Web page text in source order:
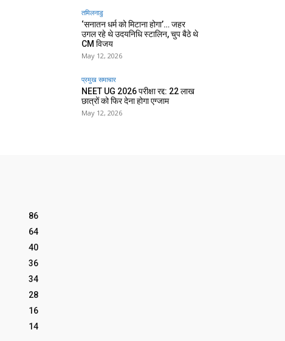
तमिलनाडु
‘सनातन धर्म को मिटाना होगा’… जहर
उगल रहे थे उदयनिधि स्टालिन, चुप बैठे थे
CM विजय
May 12, 2026
प्रमुख समाचार‎
NEET UG 2026 परीक्षा रद्द: 22 लाख
छात्रों को फिर देना होगा एग्जाम
May 12, 2026
86
64
40
36
34
28
16
14